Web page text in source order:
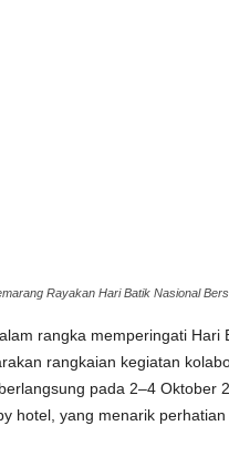
Rayakan Hari Batik Nasional
rangka memperingati Hari
rangkaian kegiatan
pada 2–4 Oktober
hotel, yang menarik